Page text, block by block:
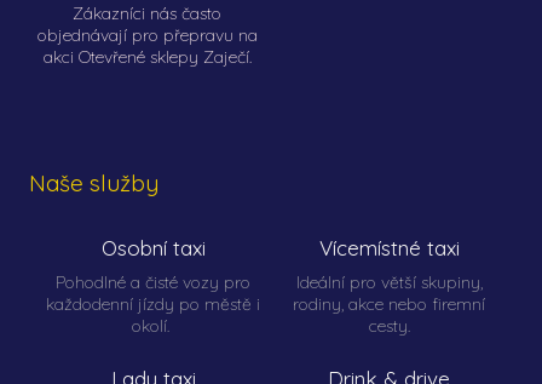
Zákazníci nás často
objednávají pro přepravu na
akci Otevřené sklepy Zaječí.
Naše služby
Osobní taxi
Pohodlné a čisté vozy pro
každodenní jízdy po městě i
okolí.
Vícemístné taxi
Ideální pro větší skupiny,
rodiny, akce nebo firemní
cesty.
Lady taxi Drink & drive